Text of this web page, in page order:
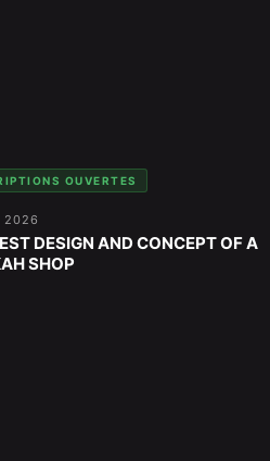
OUVERTES
2026
DESIGN AND CONCEPT OF A
SHOP